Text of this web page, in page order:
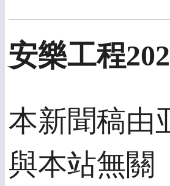
安樂工程
本新聞稿由
與本站無關